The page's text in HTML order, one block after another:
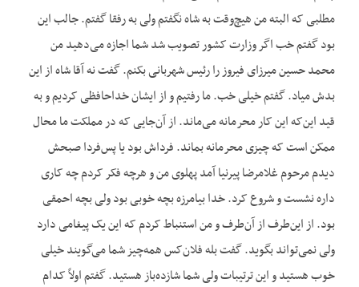
مطلبی که البته من هیچ‌وقت به شاه نگفتم ولی به رفقا گفتم. جالب این
بود گفتم خب اگر وزارت کشور تصویب شد شما اجازه می‌دهید من
محمد حسین میرزای فیروز را رئیس شهربانی بکنم. گفت نه آقا شاه از این
بدش میاد. گفتم خیلی خب. ما رفتیم و از ایشان خداحافظی کردیم و به
قید این‌که این کار محرمانه می‌ماند. از آن‌جایی که در مملکت ما محال
ممکن است که چیزی محرمانه بماند. فرداش بود یا پس‌فردا صبحش
دیدم مرحوم غلامرضا پیرنیا آمد پهلوی من و هرچه فکر کردم چه کاری
داره نشست و شروع کرد. خدا بیامرزه بچه خوبی بود ولی بچه احمقی
بود. از این‌طرف از آن‌طرف و من استنباط کردم که این یک پیغامی دارد
ولی نمی‌تواند بگوید. گفت بله فلان‌کس همه‌چیز شما می‌گویند خیلی
خوب هستید و این ترتیبات ولی شما شازده‌باز هستید. گفتم اولاً کدام